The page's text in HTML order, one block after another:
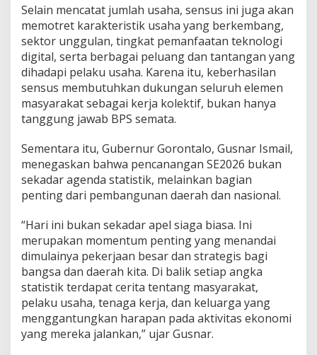
v
i
n
s
i
G
o
o
n
a
l
Selain mencatat jumlah usaha, sensus ini juga akan
memotret karakteristik usaha yang berkembang,
sektor unggulan, tingkat pemanfaatan teknologi
digital, serta berbagai peluang dan tantangan yang
dihadapi pelaku usaha. Karena itu, keberhasilan
sensus membutuhkan dukungan seluruh elemen
masyarakat sebagai kerja kolektif, bukan hanya
tanggung jawab BPS semata.
Sementara itu, Gubernur Gorontalo, Gusnar Ismail,
menegaskan bahwa pencanangan SE2026 bukan
sekadar agenda statistik, melainkan bagian
penting dari pembangunan daerah dan nasional.
“Hari ini bukan sekadar apel siaga biasa. Ini
merupakan momentum penting yang menandai
dimulainya pekerjaan besar dan strategis bagi
bangsa dan daerah kita. Di balik setiap angka
statistik terdapat cerita tentang masyarakat,
pelaku usaha, tenaga kerja, dan keluarga yang
menggantungkan harapan pada aktivitas ekonomi
yang mereka jalankan,” ujar Gusnar.